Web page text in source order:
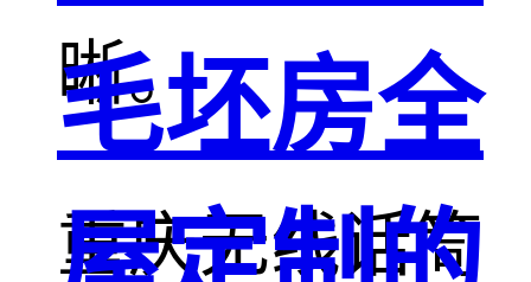
晰。
重庆无线话筒
毛坯房全